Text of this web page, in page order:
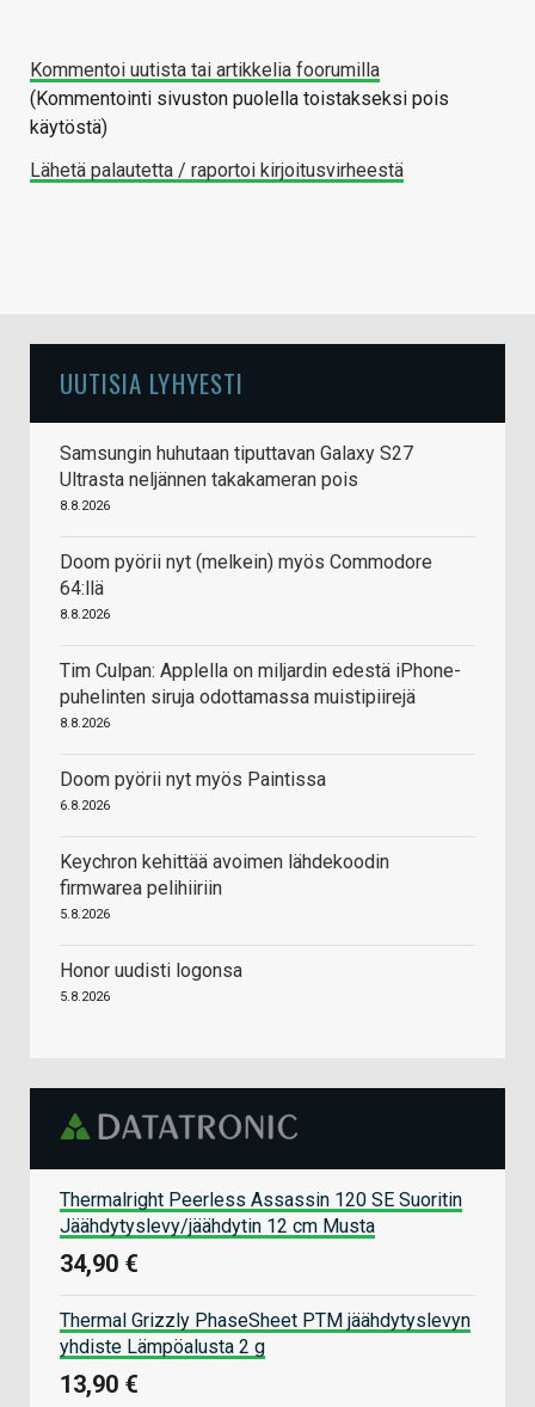
Kommentoi uutista tai artikkelia foorumilla
(Kommentointi sivuston puolella toistakseksi pois
käytöstä)
Lähetä palautetta / raportoi kirjoitusvirheestä
UUTISIA LYHYESTI
Samsungin huhutaan tiputtavan Galaxy S27
Ultrasta neljännen takakameran pois
8.8.2026
Doom pyörii nyt (melkein) myös Commodore
64:llä
8.8.2026
Tim Culpan: Applella on miljardin edestä iPhone-
puhelinten siruja odottamassa muistipiirejä
8.8.2026
Doom pyörii nyt myös Paintissa
6.8.2026
Keychron kehittää avoimen lähdekoodin
firmwarea pelihiiriin
5.8.2026
Honor uudisti logonsa
5.8.2026
Thermalright Peerless Assassin 120 SE Suoritin
Jäähdytyslevy/jäähdytin 12 cm Musta
34,90 €
Thermal Grizzly PhaseSheet PTM jäähdytyslevyn
yhdiste Lämpöalusta 2 g
13,90 €